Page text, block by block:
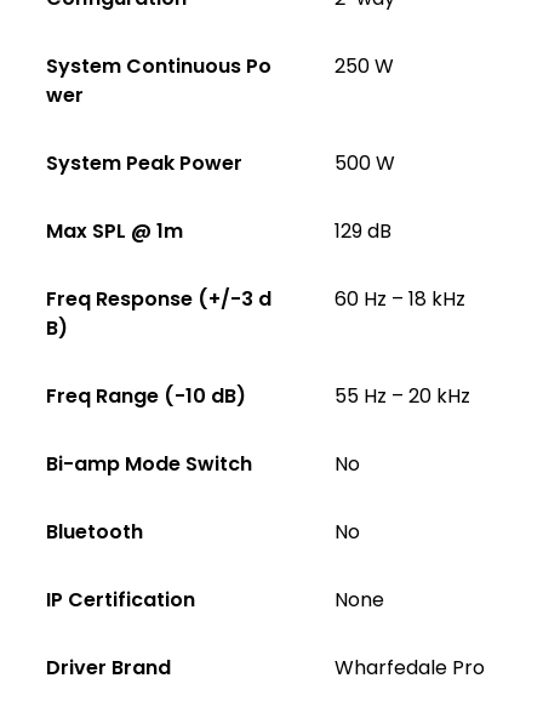
System Continuous Po
wer
250 W
System Peak Power 500 W
Max SPL @ 1m 129 dB
Freq Response (+/-3 d
B)
60 Hz – 18 kHz
Freq Range (-10 dB) 55 Hz – 20 kHz
Bi-amp Mode Switch No
Bluetooth No
IP Certification None
Driver Brand Wharfedale Pro